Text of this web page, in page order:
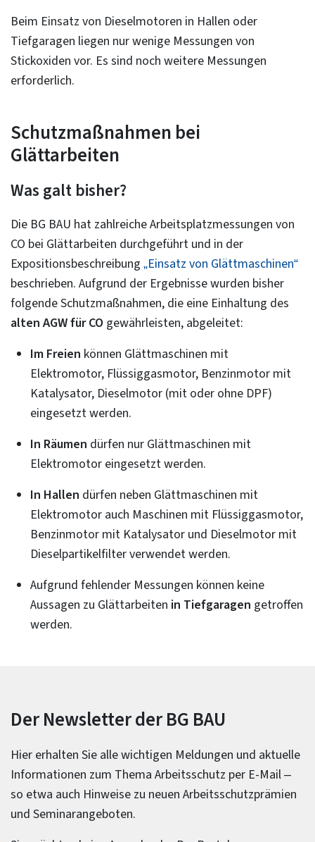
Beim Einsatz von Dieselmotoren in Hallen oder
Tiefgaragen liegen nur wenige Messungen von
Stickoxiden vor. Es sind noch weitere Messungen
erforderlich.
Schutzmaßnahmen bei
Glättarbeiten
Was galt bisher?
Die BG BAU hat zahlreiche Arbeitsplatzmessungen von
CO bei Glättarbeiten durchgeführt und in der
Expositionsbeschreibung „Einsatz von Glättmaschinen“
beschrieben. Aufgrund der Ergebnisse wurden bisher
folgende Schutzmaßnahmen, die eine Einhaltung des
alten AGW für CO gewährleisten, abgeleitet:
Im Freien können Glättmaschinen mit
Elektromotor, Flüssiggasmotor, Benzinmotor mit
Katalysator, Dieselmotor (mit oder ohne DPF)
eingesetzt werden.
In Räumen dürfen nur Glättmaschinen mit
Elektromotor eingesetzt werden.
In Hallen dürfen neben Glättmaschinen mit
Elektromotor auch Maschinen mit Flüssiggasmotor,
Benzinmotor mit Katalysator und Dieselmotor mit
Dieselpartikelfilter verwendet werden.
Aufgrund fehlender Messungen können keine
Aussagen zu Glättarbeiten in Tiefgaragen getroffen
werden.
Der Newsletter der BG BAU
Hier erhalten Sie alle wichtigen Meldungen und aktuelle
Informationen zum Thema Arbeitsschutz per E-Mail –
so etwa auch Hinweise zu neuen Arbeitsschutzprämien
und Seminarangeboten.